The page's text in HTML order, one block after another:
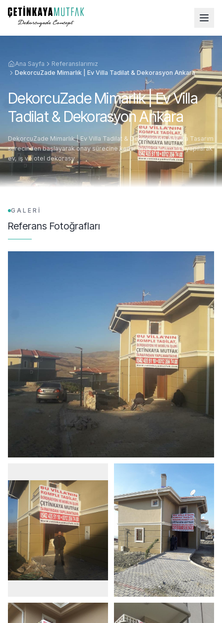
Ana Sayfa
Referanslarımız
DekorcuZade Mimarlık | Ev Villa Tadilat & Dekorasyon Ankara
DekorcuZade Mimarlık | Ev Villa
Tadilat & Dekorasyon Ankara
DekorcuZade Mimarlık | Ev Villa Tadilat & Dekorasyon Ankara Tasarım
sürecinden başlayarak onay sürecine kadar arge çalışmaları yapılarak
ev, iş ve otel dekorasy
GALERİ
Referans Fotoğrafları